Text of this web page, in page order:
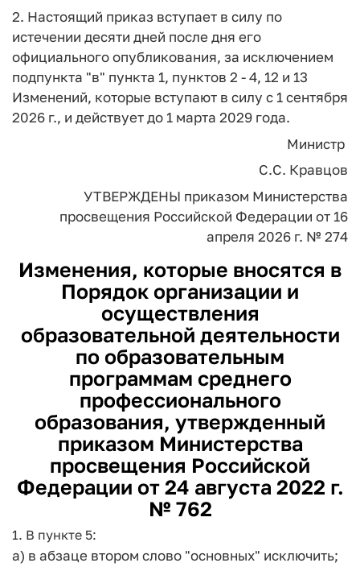
2. Настоящий приказ вступает в силу по
истечении десяти дней после дня его
официального опубликования, за исключением
подпункта "в" пункта 1, пунктов 2 - 4, 12 и 13
Изменений, которые вступают в силу с 1 сентября
2026 г., и действует до 1 марта 2029 года.
Министр
С.С. Кравцов
УТВЕРЖДЕНЫ приказом Министерства
просвещения Российской Федерации от 16
апреля 2026 г. № 274
Изменения, которые вносятся в
Порядок организации и
осуществления
образовательной деятельности
по образовательным
программам среднего
профессионального
образования, утвержденный
приказом Министерства
просвещения Российской
Федерации от 24 августа 2022 г.
№ 762
1. В пункте 5:
а) в абзаце втором слово "основных" исключить;